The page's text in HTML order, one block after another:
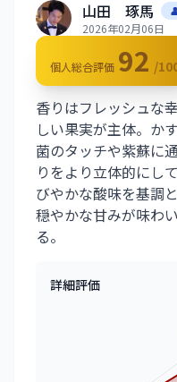
山田 琢馬
2026年02月06日
個人総合評価 92 /
香りはフレッシュな
しい果実が主体。か
菌のタッチや紫蘇に
りをより立体的にし
びやかな酸味を基調
穏やかな甘みが味わ
る。
詳細評価